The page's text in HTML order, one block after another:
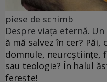
piese de schimb
Despre viața eternă.
ă mă salvez în cer? Păi,
domnule, neuroștiințe,
sau teologie? În halul
ferește!